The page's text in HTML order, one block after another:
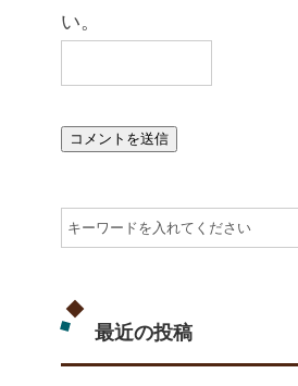
い。
最近の投稿